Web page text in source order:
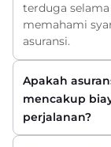
terduga
memahami
asuransi.
Apakah
mencakup
perjalanan?